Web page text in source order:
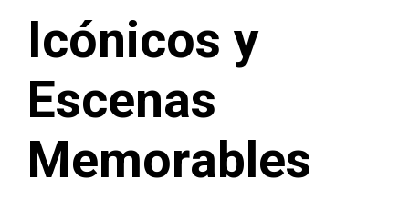
Icónicos y
Escenas
Memorables